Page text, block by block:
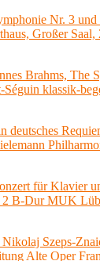
Nr. 3
Großer Saal,
Brahms, The
klassik-
deutsches
für Klavier
B-Dur MUK
Szeps-
Alte Oper